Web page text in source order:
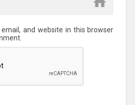
and website in this browser